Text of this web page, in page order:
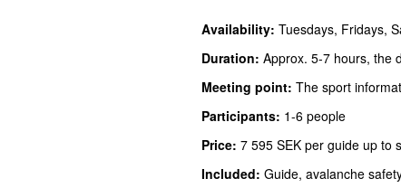
Availability: Tuesdays, Fridays,
Duration: Approx. 5-7 hours, the
Meeting point: The sport
Participants: 1-6 people
Price: 7 595 SEK per guide up to
Included: Guide, avalanche